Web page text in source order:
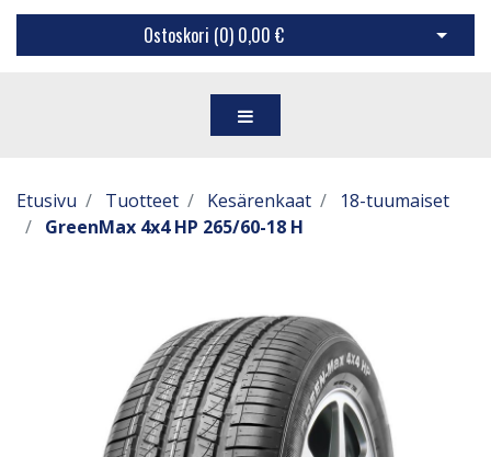
Ostoskori (0) 0,00 € Avaa
Etusivu Tuotteet Kesärenkaat
18-tuumaiset
GreenMax 4x4 HP 265/60-18 H